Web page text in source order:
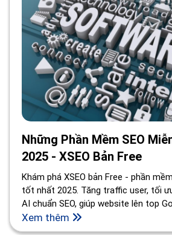
Những Phần Mềm SEO
2025 - XSEO Bản Free
Khám phá XSEO bản Free - phần
tốt nhất 2025. Tăng traffic user, tối
AI chuẩn SEO, giúp website lên top
Xem thêm